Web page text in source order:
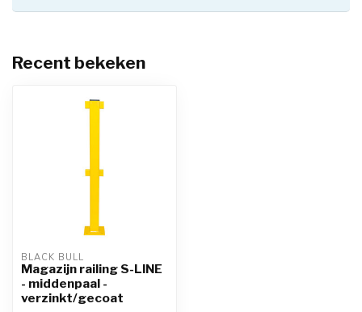
Recent bekeken
BLACK BULL
Magazijn railing S-LINE
- middenpaal -
verzinkt/gecoat